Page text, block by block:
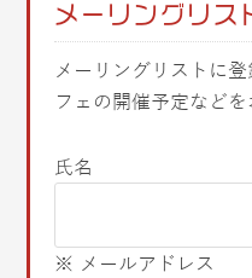
メーリングリス
メーリングリストに
フェの開催予定などを
氏名
※ メールアドレス